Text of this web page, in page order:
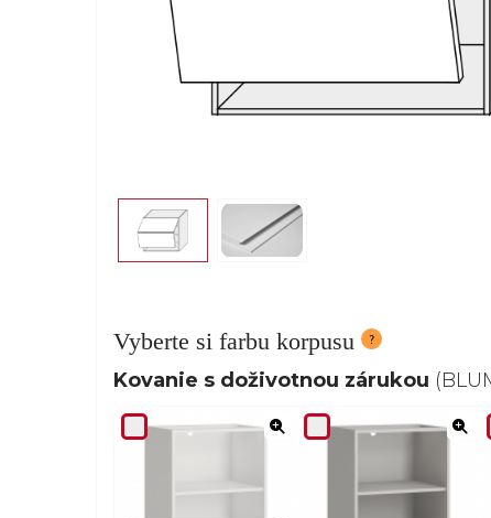
Vyberte si farbu korpusu
Kovanie s doživotnou zárukou